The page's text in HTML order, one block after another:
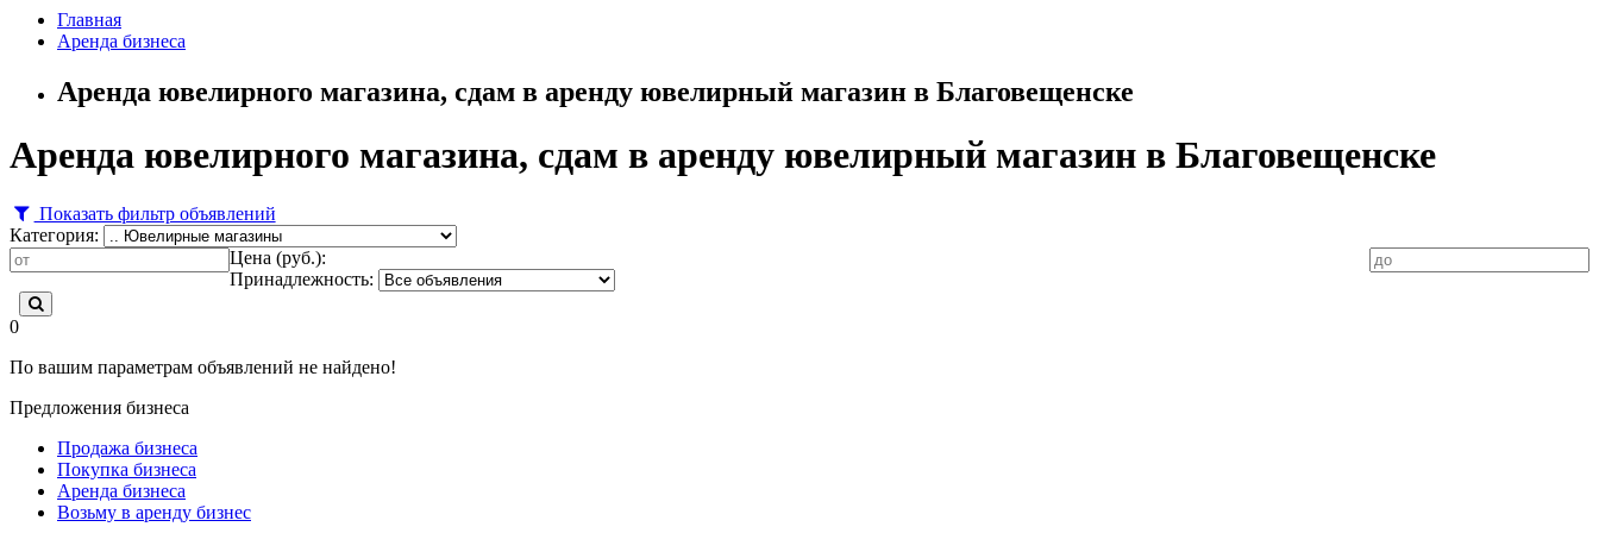
Главная
Аренда бизнеса
Аренда ювелирного магазина, сдам в аренду ювелирный магазин в Благовещенске
Аренда ювелирного магазина, сдам в аренду ювелирный магазин в Благовещенске
Показать фильтр объявлений
Категория:
Цена (руб.):
Принадлежность:
0
По вашим параметрам объявлений не найдено!
Предложения бизнеса
Продажа бизнеса
Покупка бизнеса
Аренда бизнеса
Возьму в аренду бизнес